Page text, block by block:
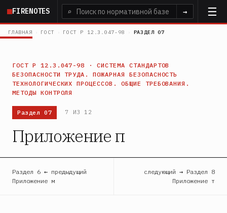
Перейти
основному
FIRENOTES ⌕ →
ГЛАВНАЯ › ГОСТ › ГОСТ Р 12.3.047-98 › РАЗДЕЛ 07
ГОСТ Р 12.3.047-98 · СИСТЕМА СТАНДАРТОВ
БЕЗОПАСНОСТИ ТРУДА. ПОЖАРНАЯ БЕЗОПАСНОСТЬ
ТЕХНОЛОГИЧЕСКИХ ПРОЦЕССОВ. ОБЩИЕ ТРЕБОВАНИЯ.
МЕТОДЫ КОНТРОЛЯ
Раздел 07 7 ИЗ 12
Приложение п
Раздел 6 ← предыдущий
Приложение м
следующий → Раздел 8
Приложение т